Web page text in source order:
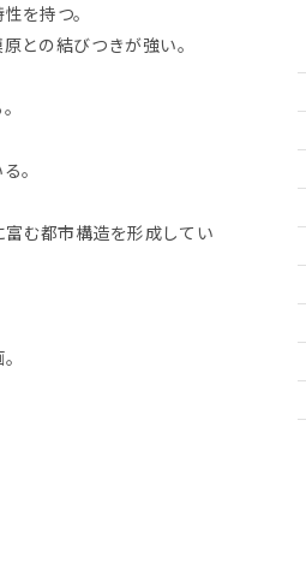
を持つ。
との結びつきが強い。
。
む都市構造を形成してい